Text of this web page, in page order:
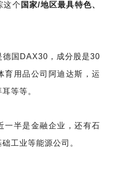
这个 国家/地区最具特色、
德国DAX30，成分股是30
育用品公司阿迪达斯，运
等等。
一半是金融企业，还有石
工业等能源公司。